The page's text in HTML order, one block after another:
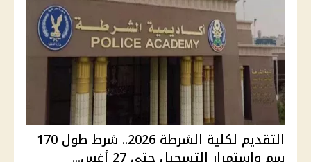
التقديم لكلية الشرطة 2026.. شرط طول 170